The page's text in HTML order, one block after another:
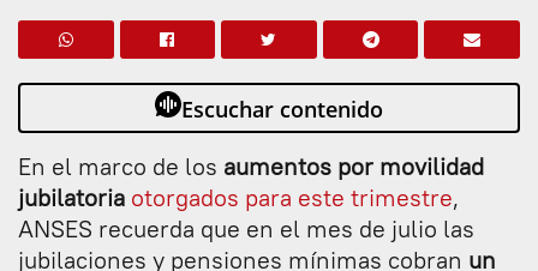
Escuchar contenido
En el marco de los aumentos por movilidad
jubilatoria otorgados para este trimestre,
ANSES recuerda que en el mes de julio las
jubilaciones y pensiones mínimas cobran un